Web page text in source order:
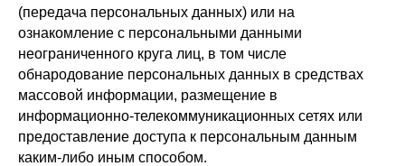
(передача персональных данных) или на
ознакомление с персональными данными
неограниченного круга лиц, в том числе
обнародование персональных данных в средствах
массовой информации, размещение в
информационно-телекоммуникационных сетях или
предоставление доступа к персональным данным
каким-либо иным способом.